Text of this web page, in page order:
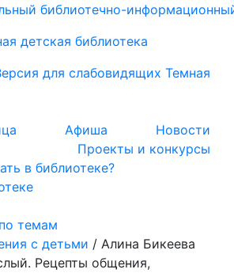
библиотечно-
детская библиотека
для слабовидящих Темная
Афиша
Новости
Проекты и конкурсы
в библиотеке?
темам
с детьми / Алина Бикеева
Рецепты общения,